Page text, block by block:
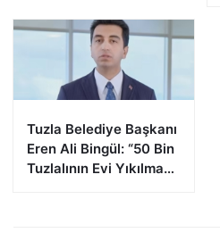
Tuzla Belediye Başkanı
Eren Ali Bingül: “50 Bin
Tuzlalının Evi Yıkılma